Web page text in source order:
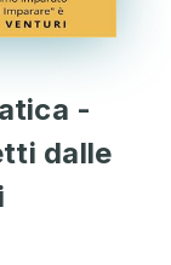
-
dalle